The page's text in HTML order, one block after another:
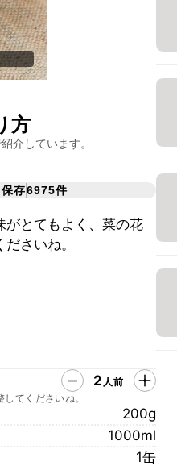
方
介しています。
保存6975件
がとてもよく、菜の花
さいね。
2 人前
てくださいね。
200g
1000ml
1缶